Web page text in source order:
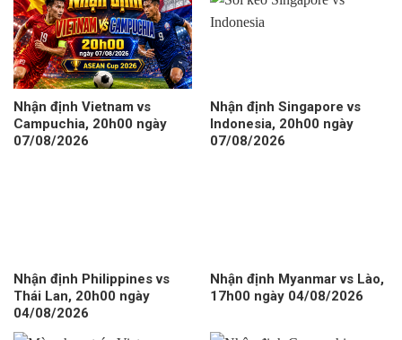
Nhận định Vietnam vs
Campuchia, 20h00 ngày
07/08/2026
Nhận định Singapore vs
Indonesia, 20h00 ngày
07/08/2026
Nhận định Philippines vs
Thái Lan, 20h00 ngày
04/08/2026
Nhận định Myanmar vs Lào,
17h00 ngày 04/08/2026